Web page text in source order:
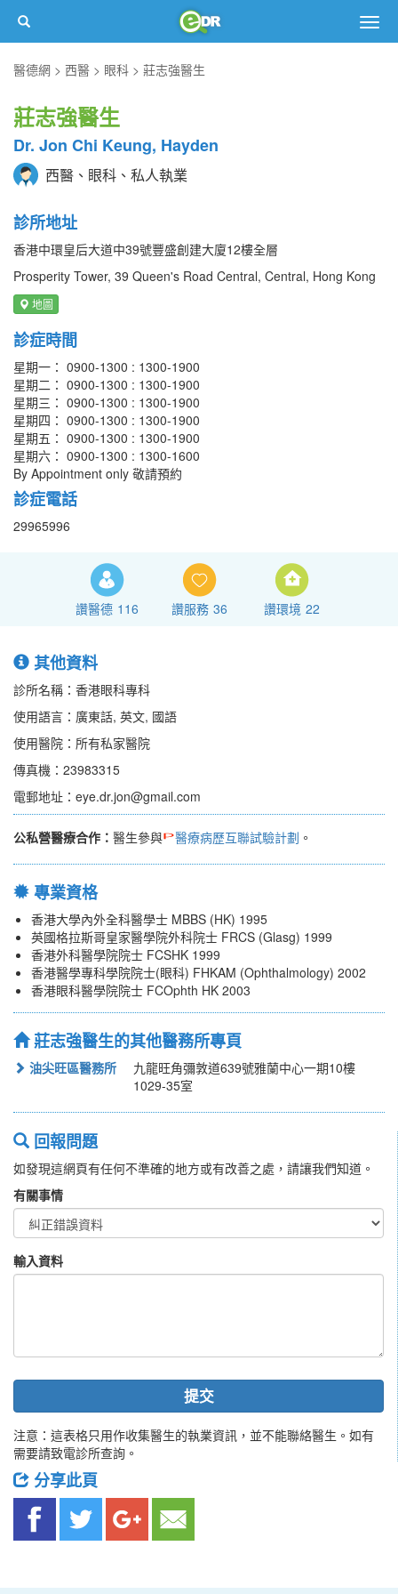
醫德網
西醫 眼科 莊志強醫生
莊志強醫生
Dr. Jon Chi Keung, Hayden
西醫、眼科、私人執業
診所地址
香港中環皇后大道中39號豐盛創建大廈12樓全層
Prosperity Tower, 39 Queen's Road Central, Central, Hong Kong
地圖
診症時間
星期一： 0900-1300 : 1300-1900
星期二： 0900-1300 : 1300-1900
星期三： 0900-1300 : 1300-1900
星期四： 0900-1300 : 1300-1900
星期五： 0900-1300 : 1300-1900
星期六： 0900-1300 : 1300-1600
By Appointment only 敬請預約
診症電話
29965996
讚醫德 116 讚服務 36 讚環境 22
其他資料
診所名稱：香港眼科專科
使用語言：廣東話, 英文, 國語
使用醫院：所有私家醫院
傳真機：23983315
電郵地址：eye.dr.jon@gmail.com
公私營醫療合作： 醫生參與 醫療病歷互聯試驗計劃 。
專業資格
香港大學內外全科醫學士 MBBS (HK) 1995
英國格拉斯哥皇家醫學院外科院士 FRCS (Glasg) 1999
香港外科醫學院院士 FCSHK 1999
香港醫學專科學院院士(眼科) FHKAM (Ophthalmology) 2002
香港眼科醫學院院士 FCOphth HK 2003
莊志強醫生的其他醫務所專頁
油尖旺區醫務所
九龍旺角彌敦道639號雅蘭中心一期10樓
1029-35室
回報問題
如發現這網頁有任何不準確的地方或有改善之處，請讓我們知道。
有關事情
輸入資料
提交
注意：這表格只用作收集醫生的執業資訊，並不能聯絡醫生。如有
需要請致電診所查詢。
分享此頁